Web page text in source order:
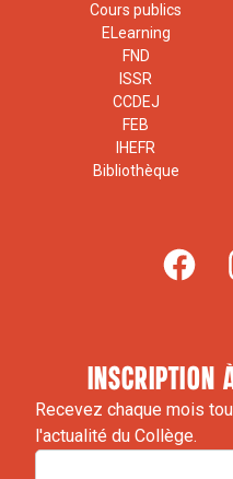
Cours publics
ELearning
FND
ISSR
CCDEJ
FEB
IHEFR
Bibliothèque
inscription
Recevez chaque mois
l'actualité du Collège.